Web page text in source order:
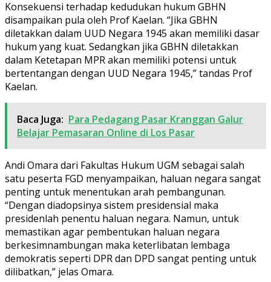
Konsekuensi terhadap kedudukan hukum GBHN
disampaikan pula oleh Prof Kaelan. “Jika GBHN
diletakkan dalam UUD Negara 1945 akan memiliki dasar
hukum yang kuat. Sedangkan jika GBHN diletakkan
dalam Ketetapan MPR akan memiliki potensi untuk
bertentangan dengan UUD Negara 1945,” tandas Prof
Kaelan.
Baca Juga: Para Pedagang Pasar Kranggan Galur
Belajar Pemasaran Online di Los Pasar
Andi Omara dari Fakultas Hukum UGM sebagai salah
satu peserta FGD menyampaikan, haluan negara sangat
penting untuk menentukan arah pembangunan.
“Dengan diadopsinya sistem presidensial maka
presidenlah penentu haluan negara. Namun, untuk
memastikan agar pembentukan haluan negara
berkesimnambungan maka keterlibatan lembaga
demokratis seperti DPR dan DPD sangat penting untuk
dilibatkan,” jelas Omara.